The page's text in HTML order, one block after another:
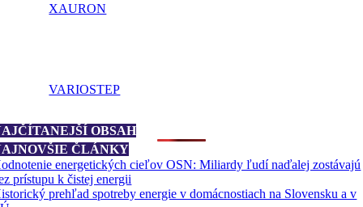
XAURON
VARIOSTEP
OBSAH
ČLÁNKY
energetických cieľov OSN: Miliardy ľudí naďalej zostávajú
prístupu k čistej energii
prehľad spotreby energie v domácnostiach na Slovensku a v